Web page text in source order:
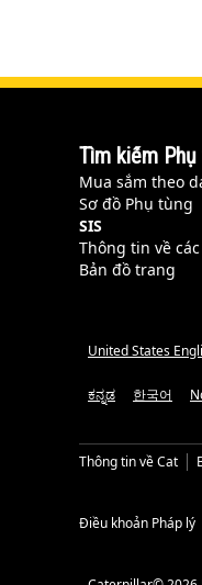
Tìm kiếm Phụ
Mua sắm theo
Sơ đồ Phụ tùng
SIS
Thông tin về
Bản đồ trang
United States
ಕನ್ನಡ 한국어
Thông tin về Cat
Điều khoản Pháp lý